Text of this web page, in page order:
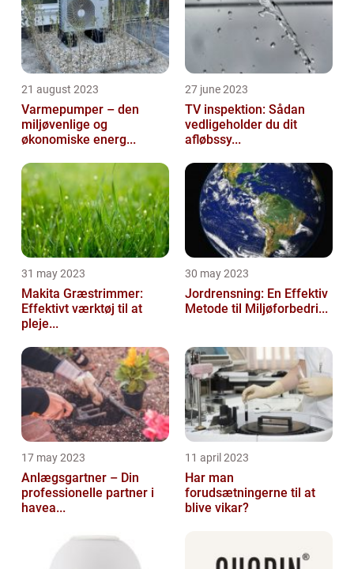
21 august 2023
Varmepumper – den
miljøvenlige og
økonomiske energ...
27 june 2023
TV inspektion: Sådan
vedligeholder du dit
afløbssy...
31 may 2023
Makita Græstrimmer:
Effektivt værktøj til at
pleje...
30 may 2023
Jordrensning: En Effektiv
Metode til Miljøforbedri...
17 may 2023
Anlægsgartner – Din
professionelle partner i
havea...
11 april 2023
Har man
forudsætningerne til at
blive vikar?